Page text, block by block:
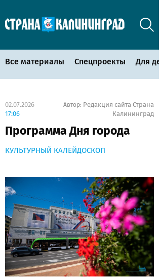
Все материалы Спецпроекты Для
02.07.2026
17:06
Автор: Редакция сайта Страна
Калининград
Программа Дня города
КУЛЬТУРНЫЙ КАЛЕЙДОСКОП